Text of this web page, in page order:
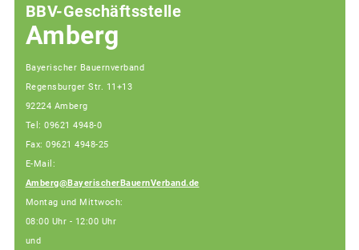
BBV-Geschäftsstelle
Amberg
Bayerischer Bauernverband
Regensburger Str. 11+13
92224 Amberg
Tel: 09621 4948-0
Fax: 09621 4948-25
E-Mail:
Amberg@BayerischerBauernVerband.de
Montag und Mittwoch:
08:00 Uhr - 12:00 Uhr
und